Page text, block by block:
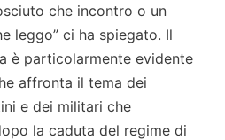
che incontro o un
leggo” ci ha spiegato. Il
è particolarmente evidente
affronta il tema dei
e dei militari che
la caduta del regime di